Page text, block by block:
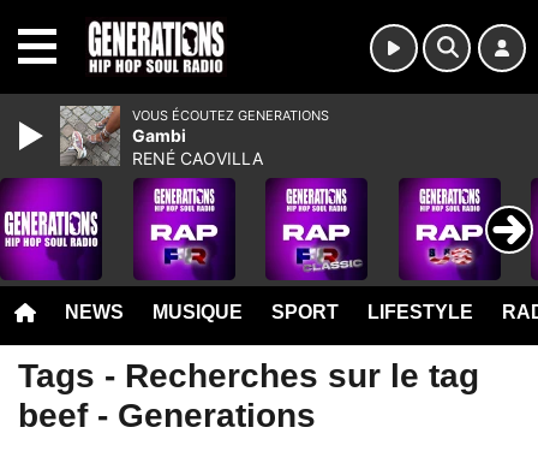
NEWS MUSIQUE SPORT LIFESTYLE
Tags - Recherches sur le tag
beef - Generations
VOUS ÉCOUTEZ GENERATIONS
Gambi
RENÉ CAOVILLA